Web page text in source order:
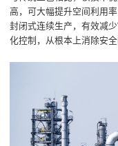
高，可大幅提升空间利用
封闭式连续生产，有效减
化控制，从根本上消除安全